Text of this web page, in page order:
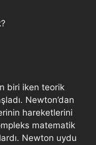
biri iken teorik
Newton’dan
hareketlerini
matematik
Newton uydu